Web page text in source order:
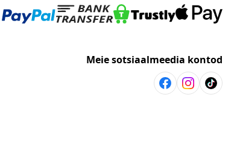
Meie sotsiaalmeedia kontod